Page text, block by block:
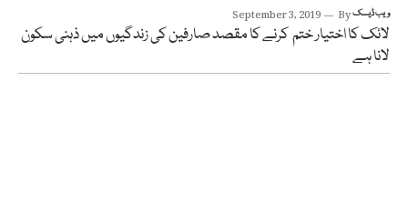
September 3, 2019 Byویب ڈیسک
لائک کا اختیار ختم کرنے کا مقصد صارفین کی زندگیوں میں ذہنی سکون
لانا ہے